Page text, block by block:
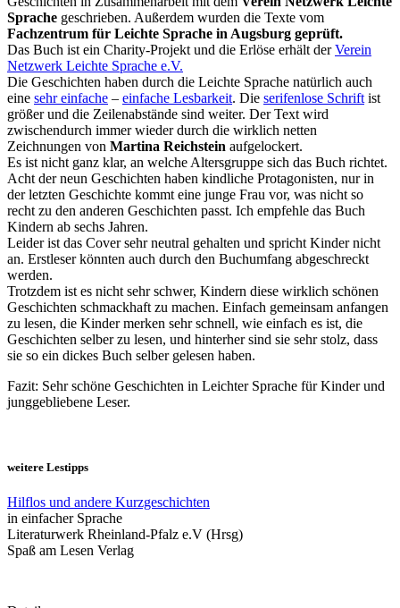
Sprache geschrieben. Außerdem wurden die Texte vom
Fachzentrum für Leichte Sprache in Augsburg geprüft.
Das Buch ist ein Charity-Projekt und die Erlöse erhält derVerein
Netzwerk Leichte Sprache e.V.
Die Geschichten haben durch die Leichte Sprache natürlich auch
eine sehr einfache – einfache Lesbarkeit. Die serifenlose Schrift ist
größer und die Zeilenabstände sind weiter. Der Text wird
zwischendurch immer wieder durch die wirklich netten
Zeichnungen von Martina Reichstein aufgelockert.
Es ist nicht ganz klar, an welche Altersgruppe sich das Buch richtet.
Acht der neun Geschichten haben kindliche Protagonisten, nur in
der letzten Geschichte kommt eine junge Frau vor, was nicht so
recht zu den anderen Geschichten passt. Ich empfehle das Buch
Kindern ab sechs Jahren.
Leider ist das Cover sehr neutral gehalten und spricht Kinder nicht
an. Erstleser könnten auch durch den Buchumfang abgeschreckt
werden.
Trotzdem ist es nicht sehr schwer, Kindern diese wirklich schönen
Geschichten schmackhaft zu machen. Einfach gemeinsam anfangen
zu lesen, die Kinder merken sehr schnell, wie einfach es ist, die
Geschichten selber zu lesen, und hinterher sind sie sehr stolz, dass
sie so ein dickes Buch selber gelesen haben.
Fazit: Sehr schöne Geschichten in Leichter Sprache für Kinder und
junggebliebene Leser.
weitere Lestipps
Hilflos und andere Kurzgeschichten
in einfacher Sprache
Literaturwerk Rheinland-Pfalz e.V (Hrsg)
Spaß am Lesen Verlag